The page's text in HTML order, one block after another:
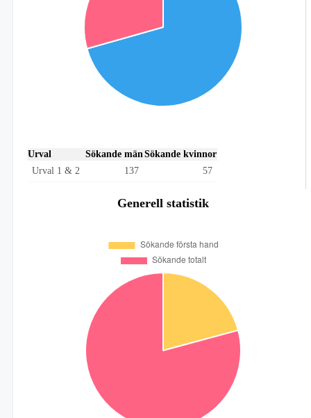
Urval Sökande mänSökande kvinnor
Urval 1 & 2
137 57
Generell statistik